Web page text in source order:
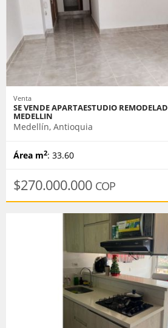
Venta
SE VENDE APARTAESTUDIO
MEDELLIN
Medellín, Antioquia
Área m2: 33.60
$270.000.000 COP